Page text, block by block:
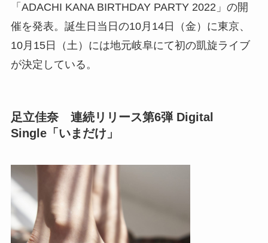
「ADACHI KANA BIRTHDAY PARTY 2022」の開
催を発表。誕生日当日の10月14日（金）に東京、
10月15日（土）には地元岐阜にて初の凱旋ライブ
が決定している。
足立佳奈 連続リリース第6弾 Digital
Single「いまだけ」